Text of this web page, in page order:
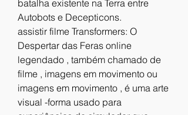
batalha existente na Terra entre
Autobots e Decepticons.
assistir filme Transformers: O
Despertar das Feras online
legendado , também chamado de
filme , imagens em movimento ou
imagens em movimento , é uma arte
visual -forma usado para